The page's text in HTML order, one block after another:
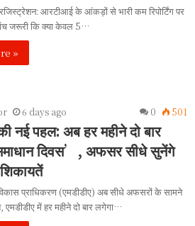
आरटीआई के आंकड़ों से भारी कम रिपोर्टिंग पर
जरूरी कि क्या केवल 5…
»
6 days ago 0 501
नई पहल: अब हर महीने दो बार
दिवस’, अफसर सीधे सुनेंगे
प्राधिकरण (एमडीडीए) अब सीधे अफसरों के सामने
एमडीडीए में हर महीने दो बार लगेगा…